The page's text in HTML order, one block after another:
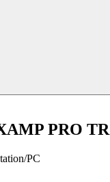
PRO TR
PC